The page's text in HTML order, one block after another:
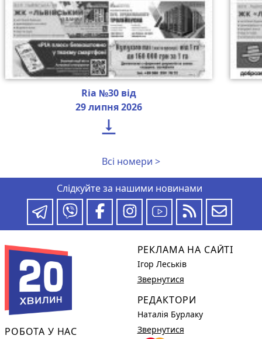
Ria №30 від
29 липня 2026

Всі номери >
Слідкуйте за нашими новинами
РОБОТА У НАС
РЕКЛАМА НА САЙТІ
Ігор Леськів
Звернутися
РЕДАКТОРИ
Наталія Бурлаку
Звернутися